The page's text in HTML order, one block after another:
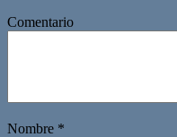
Comentario
Nombre *